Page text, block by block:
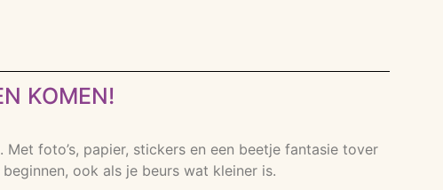
KOMEN!
foto’s, papier, stickers en een beetje fantasie tover
ook als je beurs wat kleiner is.